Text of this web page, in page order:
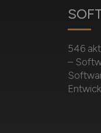
546
–